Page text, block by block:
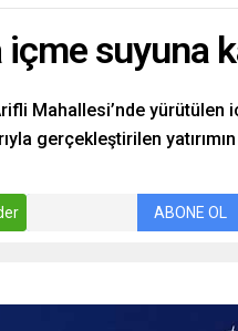
içme suyuna
Mahallesi’nde yürütülen
gerçekleştirilen
ABONE OL